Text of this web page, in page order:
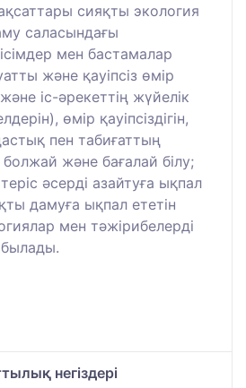
сияқты экология
саласындағы
мен бастамалар
және қауіпсіз өмір
іс-әрекеттің жүйелік
өмір қауіпсіздігін,
пен табиғаттың
және бағалай білу;
әсерді азайтуға ықпал
дамуға ықпал ететін
мен тәжірибелерді
негіздері